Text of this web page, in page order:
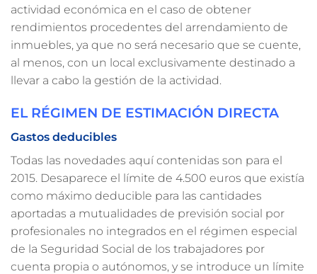
actividad económica en el caso de obtener
rendimientos procedentes del arrendamiento de
inmuebles, ya que no será necesario que se cuente,
al menos, con un local exclusivamente destinado a
llevar a cabo la gestión de la actividad.
EL RÉGIMEN DE ESTIMACIÓN DIRECTA
Gastos deducibles
Todas las novedades aquí contenidas son para el
2015. Desaparece el límite de 4.500 euros que existía
como máximo deducible para las cantidades
aportadas a mutualidades de previsión social por
profesionales no integrados en el régimen especial
de la Seguridad Social de los trabajadores por
cuenta propia o autónomos, y se introduce un límite